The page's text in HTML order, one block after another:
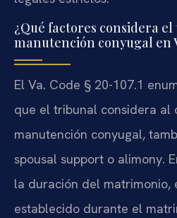
¿Qué factores considera
manutención conyugal en
El Va. Code § 20-107.1
que el tribunal considera al
manutención conyugal,
spousal support o alimony.
la duración del matrimonio,
establecido durante el